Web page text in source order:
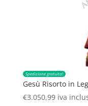
Spedizione gratuita!
Gesù Risorto in
€3.050,99 iva